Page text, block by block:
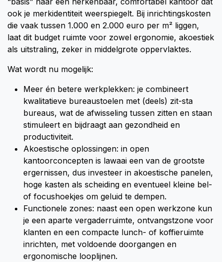
ook je merkidentiteit weerspiegelt. Bij inrichtingskosten
die vaak tussen 1.000 en 2.000 euro per m² liggen,
laat dit budget ruimte voor zowel ergonomie, akoestiek
als uitstraling, zeker in middelgrote oppervlaktes.
Wat wordt nu mogelijk:
Meer én betere werkplekken: je combineert
kwalitatieve bureaustoelen met (deels) zit-sta
bureaus, wat de afwisseling tussen zitten en staan
stimuleert en bijdraagt aan gezondheid en
productiviteit.
Akoestische oplossingen: in open
kantoorconcepten is lawaai een van de grootste
ergernissen, dus investeer in akoestische panelen,
hoge kasten als scheiding en eventueel kleine bel-
of focushoekjes om geluid te dempen.
Functionele zones: naast een open werkzone kun
je een aparte vergaderruimte, ontvangstzone voor
klanten en een compacte lunch- of koffieruimte
inrichten, met voldoende doorgangen en
ergonomische looplijnen.